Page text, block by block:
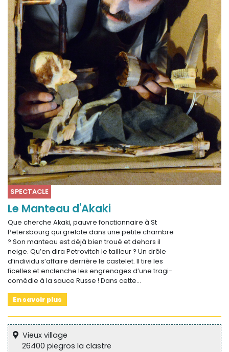
SPECTACLE
Le Manteau d'Akaki
Que cherche Akaki, pauvre fonctionnaire à St
Petersbourg qui grelote dans une petite chambre
? Son manteau est déjà bien troué et dehors il
neige. Qu’en dira Petrovitch le tailleur ? Un drôle
d’individu s’affaire derrière le castelet. Il tire les
ficelles et enclenche les engrenages d’une tragi-
comédie à la sauce Russe ! Dans cette…
En savoir plus
Vieux village
26400 piegros la clastre